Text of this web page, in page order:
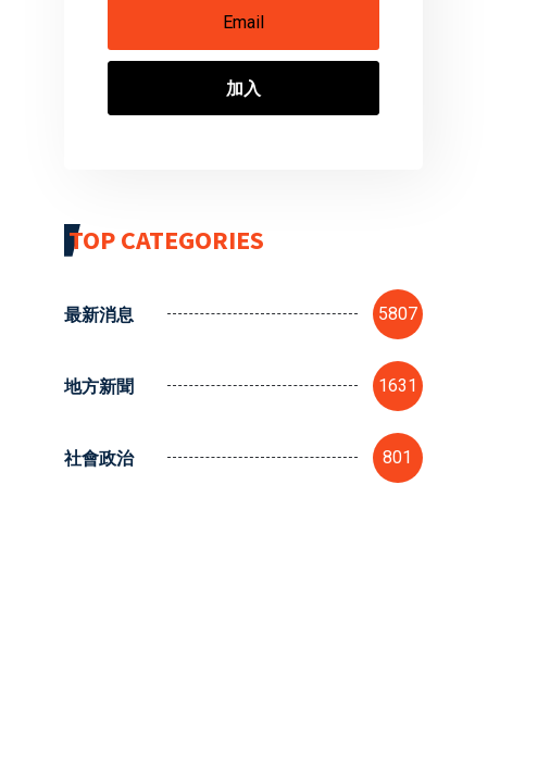
加入
TOP CATEGORIES
最新消息 5807
地方新聞 1631
社會政治 801